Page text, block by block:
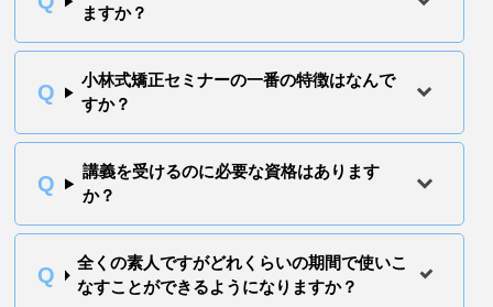
ますか？
小林式矯正セミナーの一番の特徴はなんで
すか？
講義を受けるのに必要な資格はあります
か？
全くの素人ですがどれくらいの期間で使いこ
なすことができるようになりますか？